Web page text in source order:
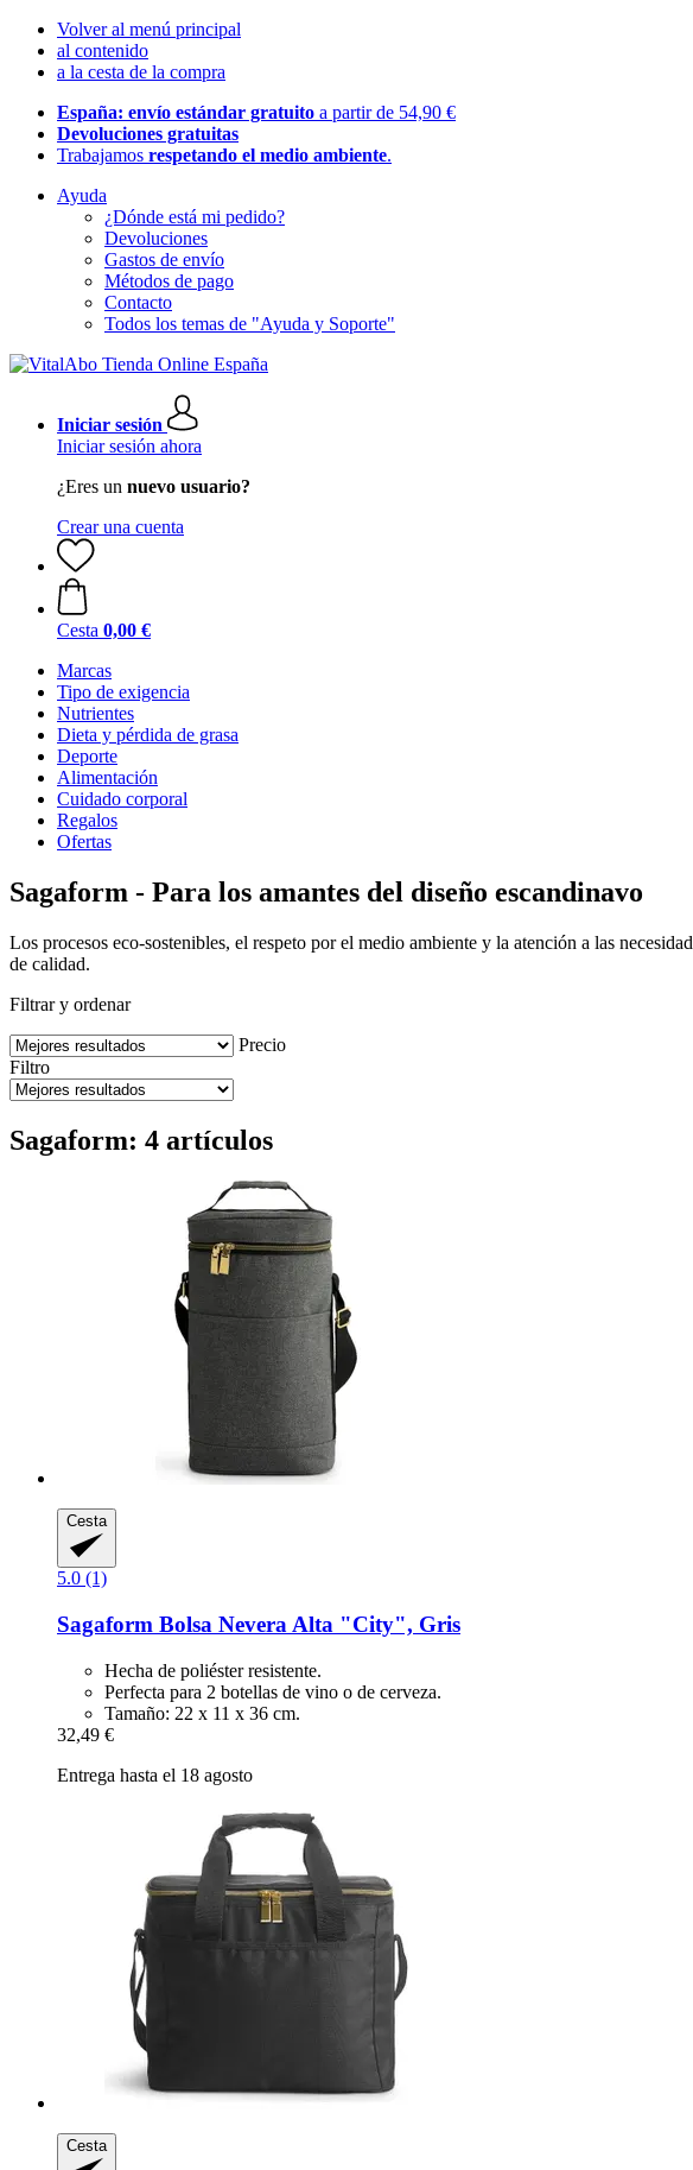
Volver al menú principal
al contenido
a la cesta de la compra
España: envío estándar gratuito a partir de 54,90 €
Devoluciones gratuitas
Trabajamos respetando el medio ambiente.
Ayuda
¿Dónde está mi pedido?
Devoluciones
Gastos de envío
Métodos de pago
Contacto
Todos los temas de "Ayuda y Soporte"
Iniciar sesión
Iniciar sesión ahora
¿Eres un nuevo usuario?
Crear una cuenta
Cesta 0,00 €
Marcas
Tipo de exigencia
Nutrientes
Dieta y pérdida de grasa
Deporte
Alimentación
Cuidado corporal
Regalos
Ofertas
Sagaform - Para los amantes del diseño escandinavo
Los procesos eco-sostenibles, el respeto por el medio ambiente y la atención a las
de calidad.
Filtrar y ordenar
Precio
Filtro
Sagaform: 4 artículos
Cesta
5.0 (1)
Sagaform Bolsa Nevera Alta "City", Gris
Hecha de poliéster resistente.
Perfecta para 2 botellas de vino o de cerveza.
Tamaño: 22 x 11 x 36 cm.
32,49 €
Entrega hasta el 18 agosto
Cesta